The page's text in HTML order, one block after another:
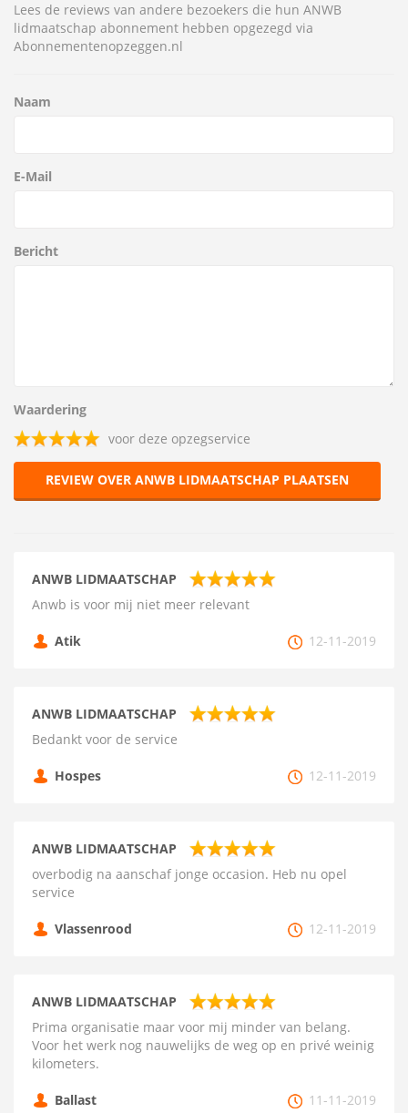
Lees de reviews van andere bezoekers die hun ANWB
lidmaatschap abonnement hebben opgezegd via
Abonnementenopzeggen.nl
Naam
E-Mail
Bericht
Waardering
voor deze opzegservice
REVIEW OVER ANWB LIDMAATSCHAP PLAATSEN
ANWB LIDMAATSCHAP
Anwb is voor mij niet meer relevant
Atik 12-11-2019
ANWB LIDMAATSCHAP
Bedankt voor de service
Hospes 12-11-2019
ANWB LIDMAATSCHAP
overbodig na aanschaf jonge occasion. Heb nu opel
service
Vlassenrood 12-11-2019
ANWB LIDMAATSCHAP
Prima organisatie maar voor mij minder van belang.
Voor het werk nog nauwelijks de weg op en privé weinig
kilometers.
Ballast 11-11-2019